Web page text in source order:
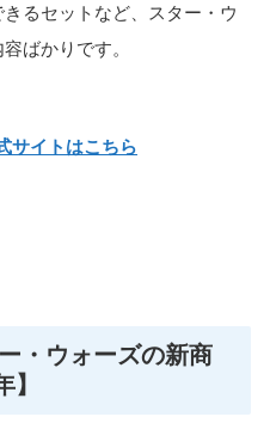
るセットなど、スター・ウ
ばかりです。
サイトはこちら
・ウォーズの新商